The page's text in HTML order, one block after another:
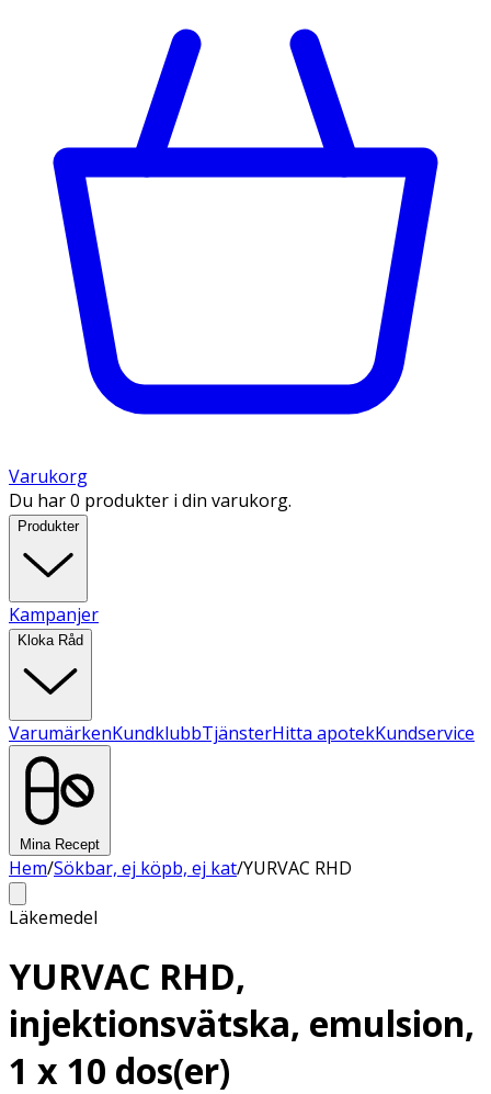
Varukorg
Du har 0 produkter i din varukorg.
Produkter
Kampanjer
Kloka Råd
VarumärkenKundklubbTjänsterHitta apotekKundservice
Mina Recept
Hem/Sökbar, ej köpb, ej kat/YURVAC RHD
Läkemedel
YURVAC RHD,
injektionsvätska, emulsion,
1 x 10 dos(er)